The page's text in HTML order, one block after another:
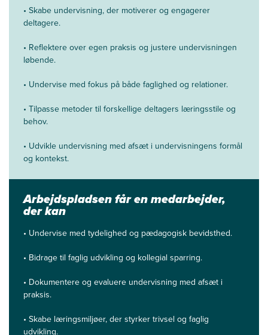
• Skabe undervisning, der motiverer og engagerer
deltagere.
• Reflektere over egen praksis og justere undervisningen
løbende.
• Undervise med fokus på både faglighed og relationer.
• Tilpasse metoder til forskellige deltagers læringsstile og
behov.
• Udvikle undervisning med afsæt i undervisningens formål
og kontekst.
Arbejdspladsen får en medarbejder,
der kan
• Undervise med tydelighed og pædagogisk bevidsthed.
• Bidrage til faglig udvikling og kollegial sparring.
• Dokumentere og evaluere undervisning med afsæt i
praksis.
• Skabe læringsmiljøer, der styrker trivsel og faglig
udvikling.